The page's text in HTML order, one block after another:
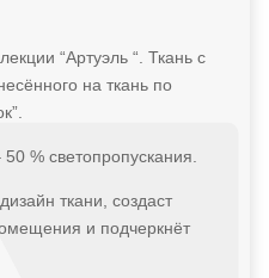
“Артуэль “. Ткань с
на ткань по
% светопропускания.
ткани, создаст
и подчеркнёт